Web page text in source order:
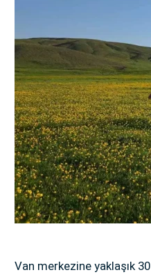
Van merkezine yaklaşık